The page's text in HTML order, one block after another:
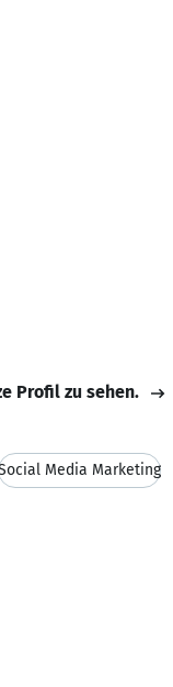
Profil zu sehen.
Media Marketing